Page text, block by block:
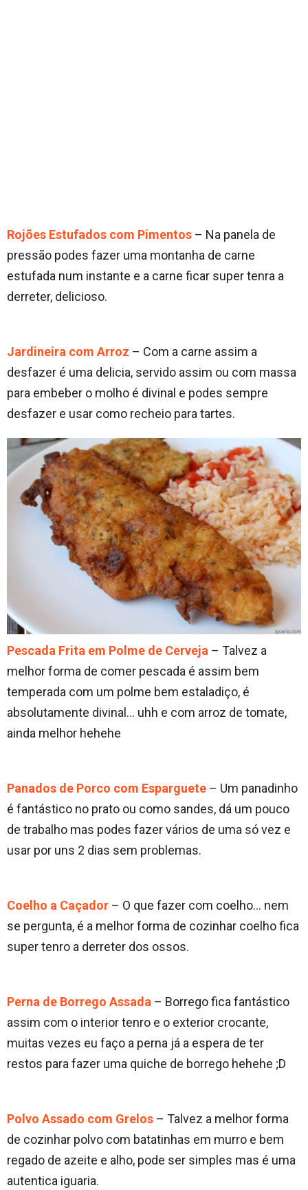
Rojões Estufados com Pimentos – Na panela de
pressão podes fazer uma montanha de carne
estufada num instante e a carne ficar super tenra a
derreter, delicioso.
Jardineira com Arroz – Com a carne assim a
desfazer é uma delicia, servido assim ou com massa
para embeber o molho é divinal e podes sempre
desfazer e usar como recheio para tartes.
Pescada Frita em Polme de Cerveja – Talvez a
melhor forma de comer pescada é assim bem
temperada com um polme bem estaladiço, é
absolutamente divinal… uhh e com arroz de tomate,
ainda melhor hehehe
Panados de Porco com Esparguete – Um panadinho
é fantástico no prato ou como sandes, dá um pouco
de trabalho mas podes fazer vários de uma só vez e
usar por uns 2 dias sem problemas.
Coelho a Caçador – O que fazer com coelho… nem
se pergunta, é a melhor forma de cozinhar coelho fica
super tenro a derreter dos ossos.
Perna de Borrego Assada – Borrego fica fantástico
assim com o interior tenro e o exterior crocante,
muitas vezes eu faço a perna já a espera de ter
restos para fazer uma quiche de borrego hehehe ;D
Polvo Assado com Grelos – Talvez a melhor forma
de cozinhar polvo com batatinhas em murro e bem
regado de azeite e alho, pode ser simples mas é uma
autentica iguaria.